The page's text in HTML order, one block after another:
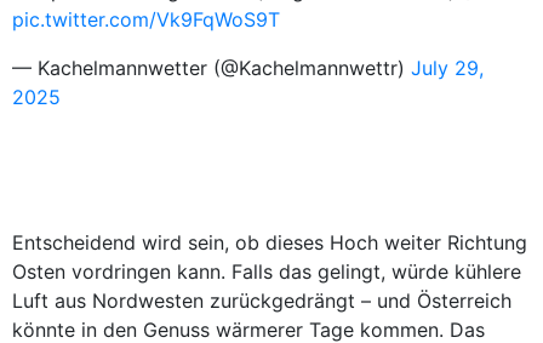
pic.twitter.com/Vk9FqWoS9T
— Kachelmannwetter (@Kachelmannwettr) July 29,
2025
Entscheidend wird sein, ob dieses Hoch weiter Richtung
Osten vordringen kann. Falls das gelingt, würde kühlere
Luft aus Nordwesten zurückgedrängt – und Österreich
könnte in den Genuss wärmerer Tage kommen. Das